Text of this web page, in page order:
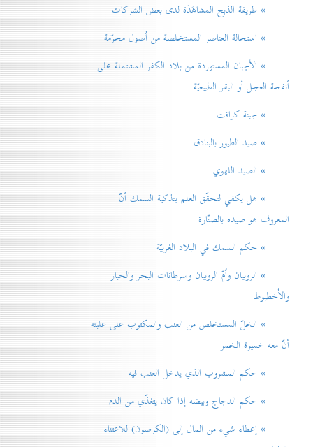
» طريقة الذبح المشاهَدَة لدی بعض الشركات
» استحالة العناصر المستخلصة من اُصول محرّمة
» الأجبان المستوردة من بلاد الكفر المشتملة على
أنفحة العجل أو البقر الطبيعيّة
» جبنة كرافت
» صيد الطيور بالبنادق
» الصيد اللهوي
» هل يكفي لتحقّق العلم بتذكية السمك أنّ
المعروف هو صيده بالصنّارة
» حكم السمك في البلاد الغربيّة
» الروبيان واُمّ الروبيان وسرطانات البحر والحبار
والاُخطبوط
» الخلّ المستخلص من العنب والمكتوب على علبته
أنّ معه خميرة الخمر
» حكم المشروب الذي يدخل العنب فيه
» حكم الدجاج وبيضه إذا كان يتغذّي من الدم
» إعطاء شيء من المال إلی (الكرصون) للاعتناء